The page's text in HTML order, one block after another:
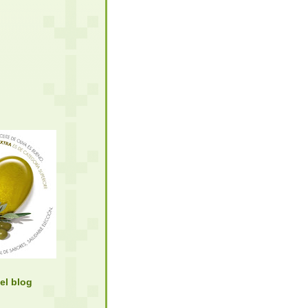
blog